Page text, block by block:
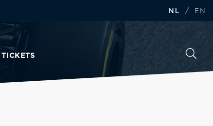
NL / EN
TICKETS